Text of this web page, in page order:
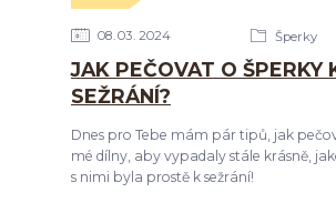
08 03 2024 Šperky
JAK PEČOVAT O ŠPERKY
SEŽRÁNÍ?
Dnes pro Tebe mám pár tipů, jak
mé dílny, aby vypadaly stále krásně,
s nimi byla prostě k sežrání!